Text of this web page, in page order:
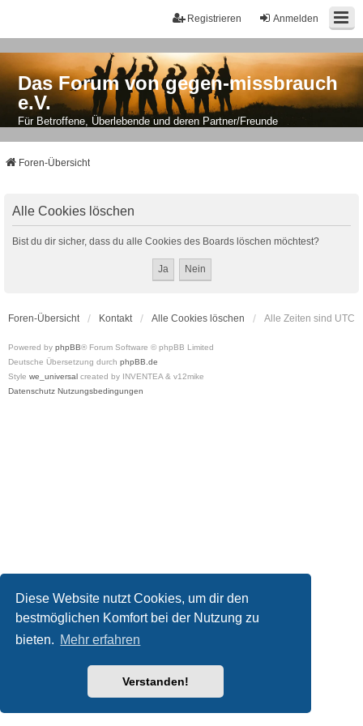
Diese Website nutzt Cookies, um dir den
bestmöglichen Komfort bei der Nutzung zu
bieten. Mehr erfahren
Verstanden!
Anmelden
Registrieren
Das Forum von gegen-missbrauch
e.V.
Für Betroffene, Überlebende und deren Partner/Freunde
Foren-Übersicht
Alle Cookies löschen
Bist du dir sicher, dass du alle Cookies des Boards löschen möchtest?
Foren-Übersicht Kontakt Alle Cookies löschen Alle Zeiten sind UTC
Powered by phpBB® Forum Software © phpBB Limited
Deutsche Übersetzung durch phpBB.de
Style we_universal created by INVENTEA & v12mike
Datenschutz Nutzungsbedingungen